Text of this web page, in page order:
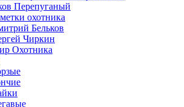
Перепуганый
охотника
Бельков
Чиркин
Охотника